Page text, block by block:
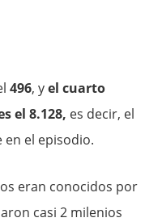
496, yel cuarto
el 8.128, es decir, el
el episodio.
eran conocidos por
casi 2 milenios